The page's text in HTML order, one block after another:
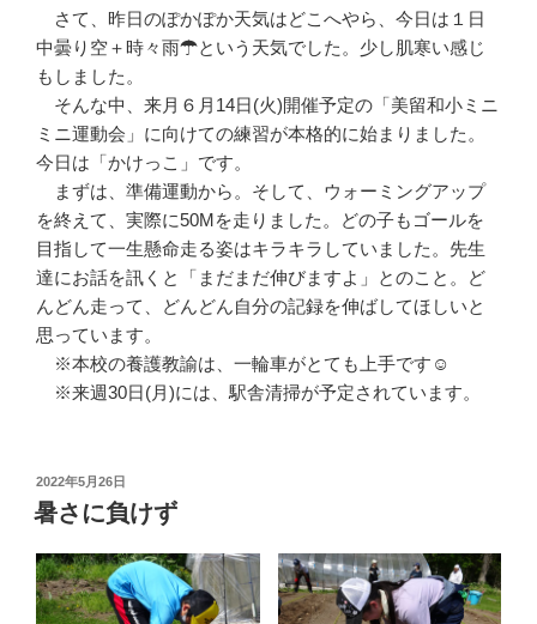
さて、昨日のぽかぽか天気はどこへやら、今日は１日
中曇り空＋時々雨☂という天気でした。少し肌寒い感じ
もしました。
そんな中、来月６月14日(火)開催予定の「美留和小ミニ
ミニ運動会」に向けての練習が本格的に始まりました。
今日は「かけっこ」です。
まずは、準備運動から。そして、ウォーミングアップ
を終えて、実際に50Mを走りました。どの子もゴールを
目指して一生懸命走る姿はキラキラしていました。先生
達にお話を訊くと「まだまだ伸びますよ」とのこと。ど
んどん走って、どんどん自分の記録を伸ばしてほしいと
思っています。
※本校の養護教諭は、一輪車がとても上手です☺
※来週30日(月)には、駅舎清掃が予定されています。
投
稿
日:
2022年5月26日
暑さに負けず